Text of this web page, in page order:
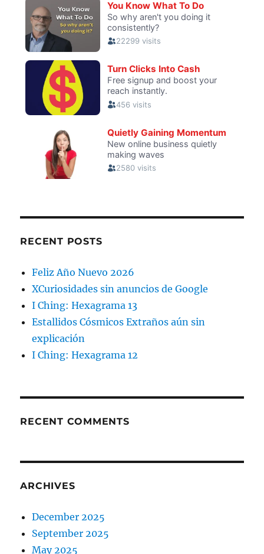
RECENT POSTS
Feliz Año Nuevo 2026
XCuriosidades sin anuncios de Google
I Ching: Hexagrama 13
Estallidos Cósmicos Extraños aún sin
explicación
I Ching: Hexagrama 12
RECENT COMMENTS
ARCHIVES
December 2025
September 2025
May 2025